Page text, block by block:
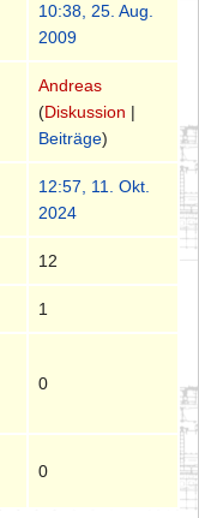
10:38, 25. Aug.
2009
Andreas
(Diskussion |
Beiträge)
12:57, 11. Okt.
2024
12
1
0
0